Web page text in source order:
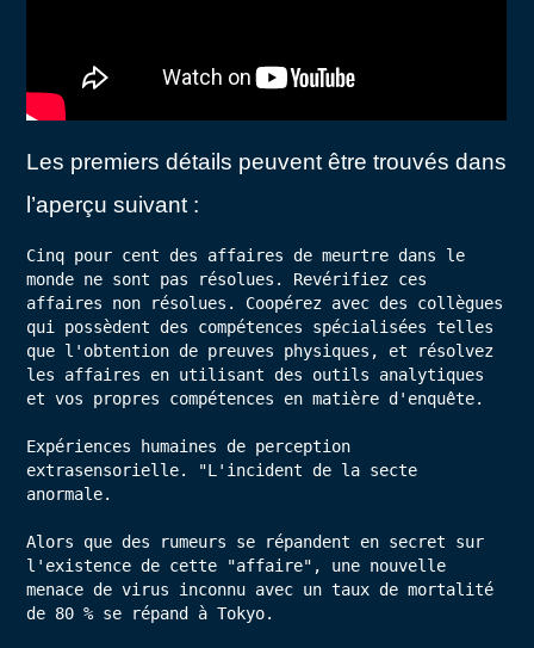
Les premiers détails peuvent être trouvés dans
l’aperçu suivant :
Cinq pour cent des affaires de meurtre dans le
monde ne sont pas résolues. Revérifiez ces
affaires non résolues. Coopérez avec des collègues
qui possèdent des compétences spécialisées telles
que l'obtention de preuves physiques, et résolvez
les affaires en utilisant des outils analytiques
et vos propres compétences en matière d'enquête.
Expériences humaines de perception
extrasensorielle. "L'incident de la secte
anormale.
Alors que des rumeurs se répandent en secret sur
l'existence de cette "affaire", une nouvelle
menace de virus inconnu avec un taux de mortalité
de 80 % se répand à Tokyo.